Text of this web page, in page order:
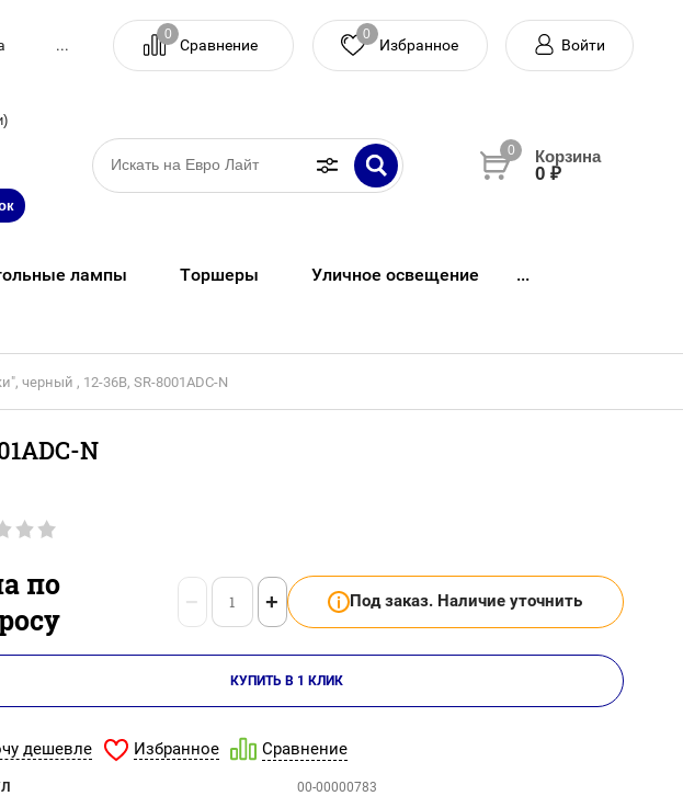
...
0
Сравнение
0
Войти
0
0 ₽
лампы Торшеры Уличное освещение ...
черный , 12-36В, SR-8001ADC-N
N
по
− + Под заказ. Наличие уточнить
КУПИТЬ В 1 КЛИК
дешевле Избранное Сравнение
00-00000783